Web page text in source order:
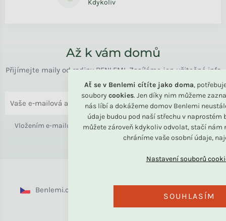
Ať se v Benlemi cítíte jako doma,
soubory cookies. Jen díky nim můžeme
nás líbí a dokážeme domov Benlemi
údaje budou pod naší střechu v naprostém
můžete zároveň kdykoliv odvolat, stačí nám
chráníme vaše osobní údaje,
SOUHLASÍM
Kdykoliv
Až k vám domů
Přijímejte maily od rodiny BENLEMI. Zasíláme jen užitečné info
o bydlení i slevách.
ODESLAT
Vložením e-mailu souhlasíte spodmínkami ochrany osobních
Benlemi.cz